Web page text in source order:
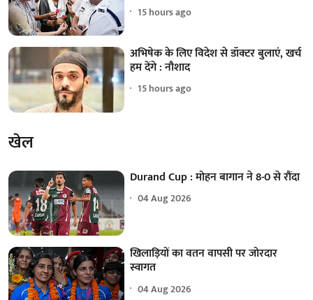
15 hours ago
अभिषेक के लिए विदेश से डॉक्टर बुलाएं, खर्च
हम देंगे : नौशाद
15 hours ago
खेल
Durand Cup : मोहन बागान ने 8-0 से रौंदा
04 Aug 2026
खिलाड़ियों का वतन वापसी पर जोरदार
स्वागत
04 Aug 2026